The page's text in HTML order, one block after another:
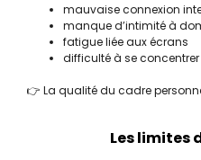
mauvaise connexion
manque d’intimité à
fatigue liée aux écrans
difficulté à se concentrer
👉 La qualité du cadre
Les limites